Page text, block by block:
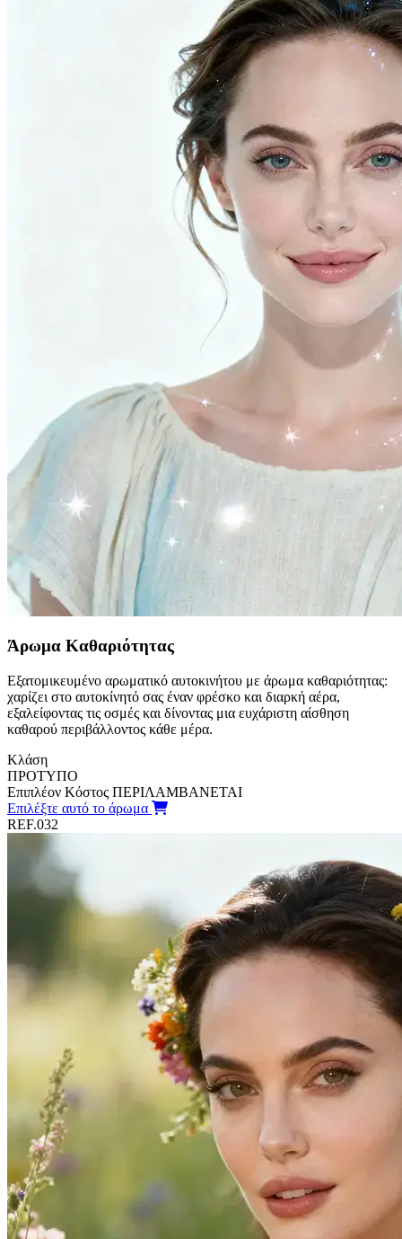
Άρωμα Καθαριότητας
Εξατομικευμένο αρωματικό αυτοκινήτου με άρωμα καθαριότητας:
χαρίζει στο αυτοκίνητό σας έναν φρέσκο και διαρκή αέρα,
εξαλείφοντας τις οσμές και δίνοντας μια ευχάριστη αίσθηση
καθαρού περιβάλλοντος κάθε μέρα.
Κλάση
ΠΡΟΤΥΠΟ
Επιπλέον Κόστος ΠΕΡΙΛΑΜΒΑΝΕΤΑΙ
Επιλέξτε αυτό το άρωμα
REF.032